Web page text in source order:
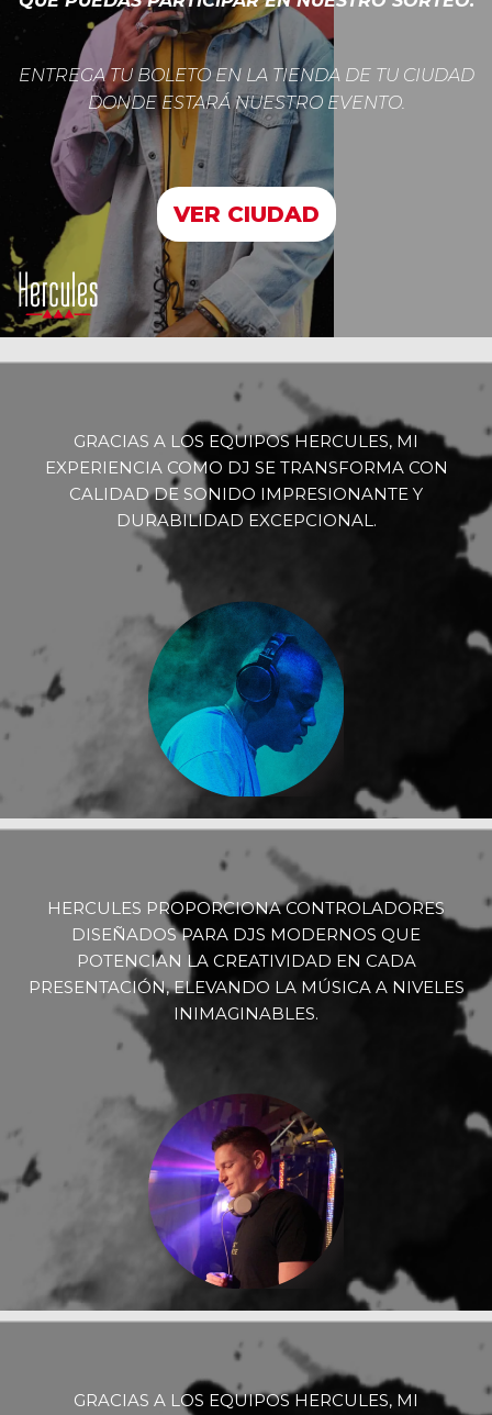
ENTREGA TU BOLETO EN LA TIENDA DE TU CIUDAD
DONDE ESTARÁ NUESTRO EVENTO.
VER CIUDAD
GRACIAS A LOS EQUIPOS HERCULES, MI
EXPERIENCIA COMO DJ SE TRANSFORMA CON
CALIDAD DE SONIDO IMPRESIONANTE Y
DURABILIDAD EXCEPCIONAL.
HERCULES PROPORCIONA CONTROLADORES
DISEÑADOS PARA DJS MODERNOS QUE
POTENCIAN LA CREATIVIDAD EN CADA
PRESENTACIÓN, ELEVANDO LA MÚSICA A NIVELES
INIMAGINABLES.
GRACIAS A LOS EQUIPOS HERCULES, MI